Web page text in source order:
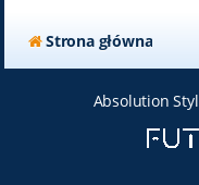
Strona główna
Absolution